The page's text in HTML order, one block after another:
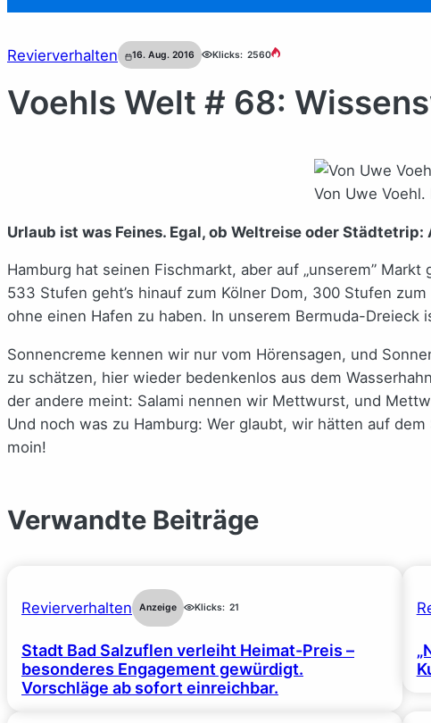
Revierverhalten 16. Aug. 2016 Klicks: 2560
Voehls Welt # 68:
Von Uwe
Urlaub ist was Feines. Egal, ob Weltreise oder
Hamburg hat seinen Fischmarkt, aber auf „unserem”
533 Stufen geht’s hinauf zum Kölner Dom, 300 Stufen
ohne einen Hafen zu haben. In unserem Bermuda-
Sonnencreme kennen wir nur vom Hörensagen, und
zu schätzen, hier wieder bedenkenlos aus dem
der andere meint: Salami nennen wir Mettwurst, und
Und noch was zu Hamburg: Wer glaubt, wir hätten auf
moin!
Verwandte Beiträge
Revierverhalten Anzeige Klicks: 21
Stadt Bad Salzuflen verleiht Heimat-Preis –
besonderes Engagement gewürdigt.
Vorschläge ab sofort einreichbar.